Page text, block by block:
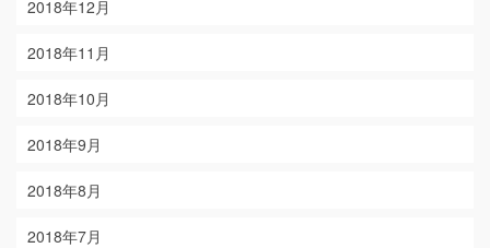
2018年12月
2018年11月
2018年10月
2018年9月
2018年8月
2018年7月